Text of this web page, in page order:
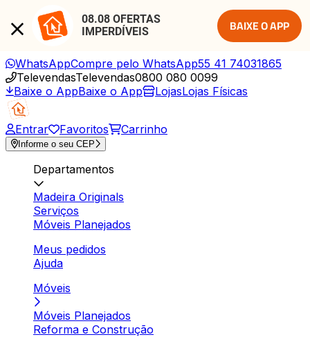
08.08 OFERTAS
IMPERDÍVEIS
BAIXE O APP
WhatsAppCompre pelo WhatsApp55 41 74031865
TelevendasTelevendas0800 080 0099
Baixe o AppBaixe o App LojasLojas Físicas
Entrar Favoritos Carrinho
Informe o seu CEP
Departamentos
Madeira Originals
Serviços
Móveis Planejados
Meus pedidos
Ajuda
Móveis
Móveis Planejados
Reforma e Construção